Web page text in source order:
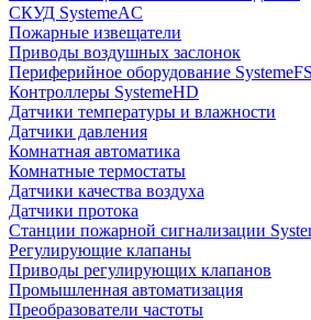
СКУД SystemeAC
Пожарные извещатели
Приводы воздушных заслонок
Периферийное оборудование SystemeFS
Контроллеры SystemeHD
Датчики температуры и влажности
Датчики давления
Комнатная автоматика
Комнатные термостаты
Датчики качества воздуха
Датчики протока
Станции пожарной сигнализации
Регулирующие клапаны
Приводы регулирующих клапанов
Промышленная автоматизация
Преобразователи частоты